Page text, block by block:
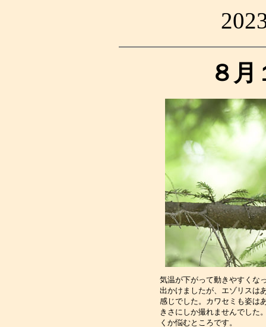
８月
気温が下がって動きやすくな
出かけましたが、エゾリスは
感じでした。カワセミも姿は
きさにしか撮れませんでした
くか悩